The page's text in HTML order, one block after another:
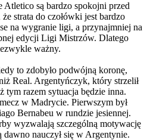
Atletico są bardzo spokojni przed
strata do czołówki jest bardzo
na wygranie ligi, a przynajmniej na
edycji Ligi Mistrzów. Dlatego
ważny.
to zdobyło podwójną koronę,
Real. Argentyńczyk, który strzelił
razem sytuacja będzie inna.
w Madrycie. Pierwszym był
Bernabeu w rundzie jesiennej.
wyzwalają szczególną motywację
dawno nauczył się w Argentynie.